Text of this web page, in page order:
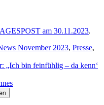
am 30.11.2023.
November 2023, Presse,
„Ich bin feinfühlig – da kenn‘